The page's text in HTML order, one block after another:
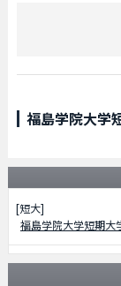
福島学院大学
[短大]
福島学院大学短期大